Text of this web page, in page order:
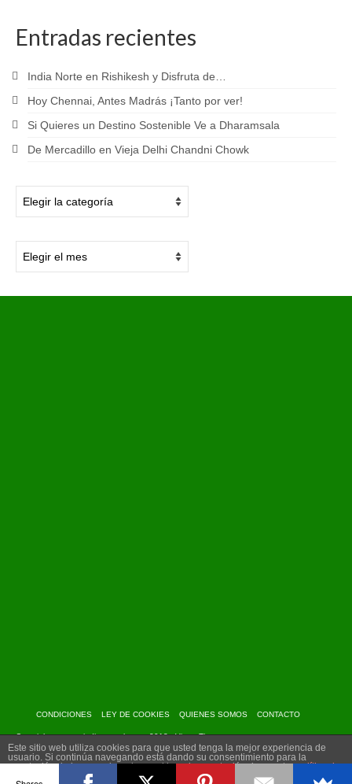
Entradas recientes
India Norte en Rishikesh y Disfruta de…
Hoy Chennai, Antes Madrás ¡Tanto por ver!
Si Quieres un Destino Sostenible Ve a Dharamsala
De Mercadillo en Vieja Delhi Chandni Chowk
CONDICIONES LEY DE COOKIES QUIENES SOMOS CONTACTO
Copyright: www.myindiantravel.com - 2013 - Virtue Theme
Este sitio web utiliza cookies para que usted tenga la mejor experiencia de
usuario. Si continúa navegando está dando su consentimiento para la
aceptación de las mencionadas cookies y la aceptación de nuestrapolítica de
, pinche el enlace para mayor información.